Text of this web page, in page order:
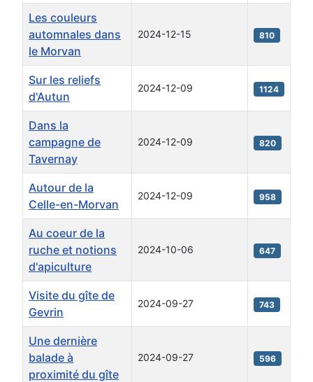
Les couleurs
automnales dans
le Morvan
2024-12-15 810
Sur les reliefs
d'Autun
2024-12-09 1124
Dans la
campagne de
Tavernay
2024-12-09 820
Autour de la
Celle-en-Morvan
2024-12-09 958
Au coeur de la
ruche et notions
d'apiculture
2024-10-06 647
Visite du gîte de
Gevrin
2024-09-27 743
Une dernière
balade à
proximité du gîte
2024-09-27 596